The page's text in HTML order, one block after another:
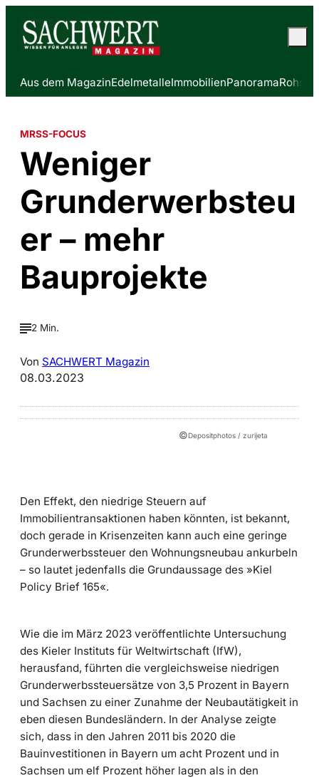
Aus dem MagazinEdelmetalleImmobilienPanorama
MRSS-FOCUS
Weniger
Grunderwerbsteu
er – mehr
Bauprojekte
2 Min.
Von SACHWERT Magazin
08.03.2023
©Depositphotos / zurijeta
Den Effekt, den niedrige Steuern auf
Immobilientransaktionen haben könnten, ist bekannt,
doch gerade in Krisenzeiten kann auch eine geringe
Grunderwerbssteuer den Wohnungsneubau ankurbeln
– so lautet jedenfalls die Grundaussage des »Kiel
Policy Brief 165«.
Wie die im März 2023 veröffentlichte Untersuchung
des Kieler Instituts für Weltwirtschaft (IfW),
herausfand, führten die vergleichsweise niedrigen
Grunderwerbssteuersätze von 3,5 Prozent in Bayern
und Sachsen zu einer Zunahme der Neubautätigkeit in
eben diesen Bundesländern. In der Analyse zeigte
sich, dass in den Jahren 2011 bis 2020 die
Bauinvestitionen in Bayern um acht Prozent und in
Sachsen um elf Prozent höher lagen als in den